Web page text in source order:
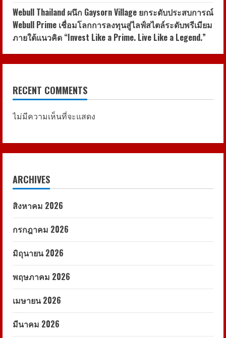
Webull Thailand ผนึก Gaysorn Village ยกระดับประสบการณ์
Webull Prime เชื่อมโลกการลงทุนสู่ไลฟ์สไตล์ระดับพรีเมียม
ภายใต้แนวคิด “Invest Like a Prime. Live Like a Legend.”
RECENT COMMENTS
ไม่มีความเห็นที่จะแสดง
ARCHIVES
สิงหาคม 2026
กรกฎาคม 2026
มิถุนายน 2026
พฤษภาคม 2026
เมษายน 2026
มีนาคม 2026